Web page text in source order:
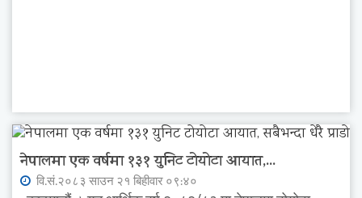
नेपालमा एक वर्षमा १३१ युनिट टोयोटा आयात,...
वि.सं.२०८३ साउन २१ बिहीवार ०९:४०